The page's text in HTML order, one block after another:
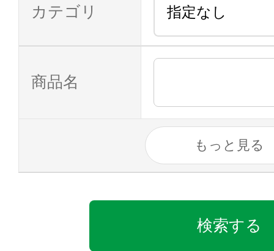
カテゴリ
商品名
もっと見る